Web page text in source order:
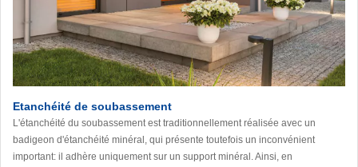
Etanchéité de soubassement
L'étanchéité du soubassement est traditionnellement réalisée avec un
badigeon d'étanchéité minéral, qui présente toutefois un inconvénient
important: il adhère uniquement sur un support minéral. Ainsi, en